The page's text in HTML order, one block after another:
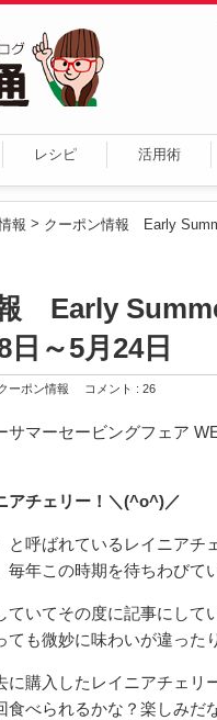
レシピ 活用術
報 >
Early
日～5月24日
ーポン情報 コメント : 26
サマーセービングフェア
アチェリー！＼(^o^)／
と呼ばれているレイニア
年この時期を待ちわびて
ていてその度に記事にして
も微妙に味わいが違った
に購入したレイニアチェリ
食べられるかな？楽しみだ